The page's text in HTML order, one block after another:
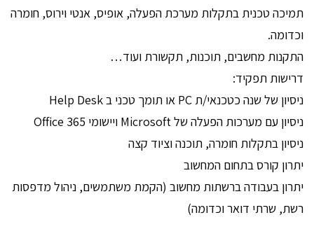
תמיכה טכנית בתקלות מערכת הפעלה, אופיס, אנטי וירוס, חומרה
וכדומה.
התקנות מחשבים, תוכנות, תקשורת ועוד…
דרישות תפקיד:
ניסיון של שנה כטכנאי/ת PC או תומך טכני ב Help Desk
ניסיון עם מערכות הפעלה של Microsoft ויישומי Office 365
ניסיון בתקלות חומרה, תוכנה וציוד קצה
יתרון קורס בתחום המחשוב
יתרון בעבודה ברשתות מחשוב (הקמת משתמשים, ניהול מדפסות
רשת, שרתי דואר וכדומה)